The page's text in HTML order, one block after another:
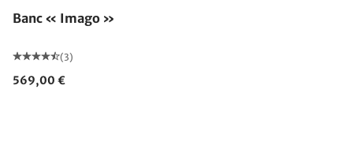
Banc « Imago »
(3)
569,00 €